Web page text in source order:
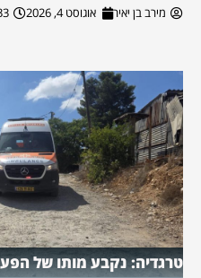
מירב בן יאיר אוגוסט 4, 2026
טרגדיה: נקבע מותו של